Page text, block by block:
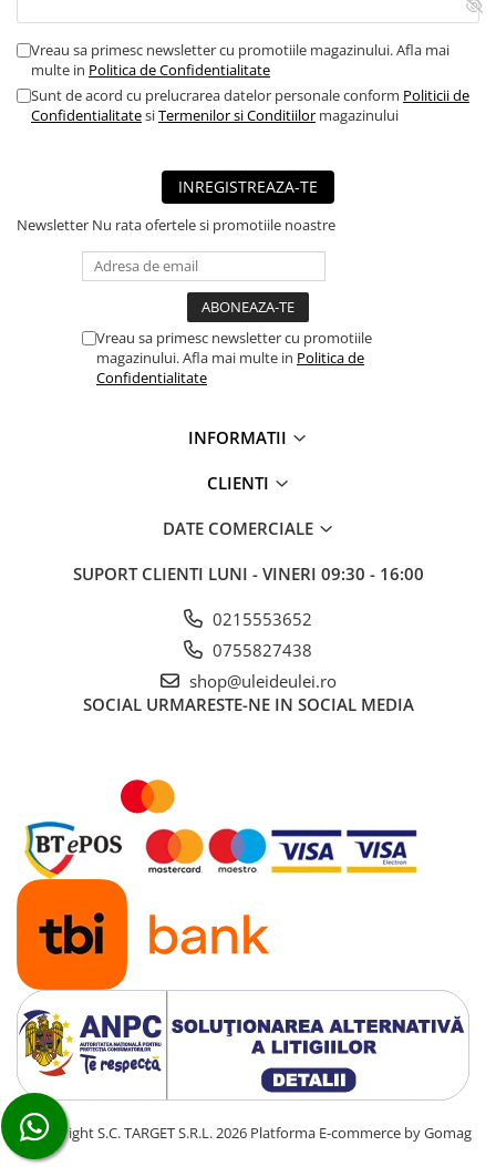
Vreau sa primesc newsletter cu promotiile magazinului. Afla mai
multe in Politica de Confidentialitate
Sunt de acord cu prelucrarea datelor personale conform Politicii de
ConfidentialitatesiTermenilor si Conditiilor magazinului
INREGISTREAZA-TE
Newsletter Nu rata ofertele si promotiile noastre
Vreau sa primesc newsletter cu promotiile
magazinului. Afla mai multe in Politica de
Confidentialitate
INFORMATII
CLIENTI
DATE COMERCIALE
SUPORT CLIENTI LUNI - VINERI 09:30 - 16:00
0215553652
0755827438
shop@uleideulei.ro
SOCIAL URMARESTE-NE IN SOCIAL MEDIA
©Copyright S.C. TARGET S.R.L. 2026 Platforma E-commerce by Gomag